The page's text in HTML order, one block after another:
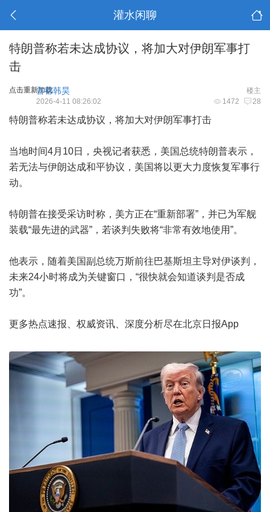
灌水闲聊
特朗普称若未达成协议，将加大对伊朗军事打
击
点击重新加载 楼主
首都韩昊
1472 28
2026-4-11 08:26:02
特朗普称若未达成协议，将加大对伊朗军事打击
当地时间4月10日，央视记者获悉，美国总统特朗普表示，
若无法与伊朗达成和平协议，美国将以更大力度恢复军事行
动。
特朗普在接受采访时称，美方正在“重新部署”，并已为军舰
装载“最先进的武器”，若谈判失败将“非常有效地使用”。
他表示，随着美国副总统万斯前往巴基斯坦主导对伊谈判，
未来24小时将成为关键窗口，“很快就会知道谈判是否成
功”。
更多热点速报、权威资讯、深度分析尽在北京日报App